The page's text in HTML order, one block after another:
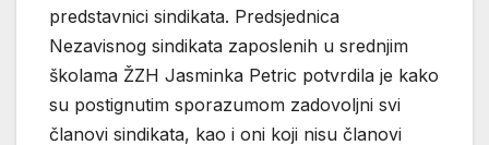
predstavnici sindikata. Predsjednica
Nezavisnog sindikata zaposlenih u srednjim
školama ŽZH Jasminka Petric potvrdila je kako
su postignutim sporazumom zadovoljni svi
članovi sindikata, kao i oni koji nisu članovi